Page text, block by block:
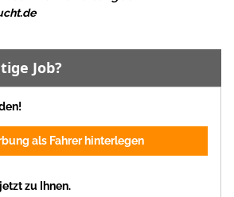
Job?
als Fahrer hinterlegen
zu Ihnen.